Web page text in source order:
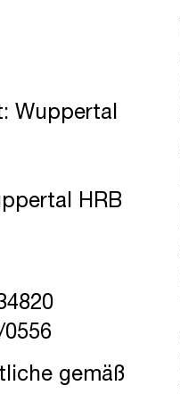
Wuppertal
HRB
gemäß